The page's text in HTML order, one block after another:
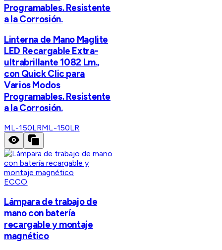
Programables. Resistente
a la Corrosión.
Linterna de Mano Maglite
LED Recargable Extra-
ultrabrillante 1082 Lm.,
con Quick Clic para
Varios Modos
Programables. Resistente
a la Corrosión.
ML-150LRML-150LR
ECCO
Lámpara de trabajo de
mano con batería
recargable y montaje
magnético